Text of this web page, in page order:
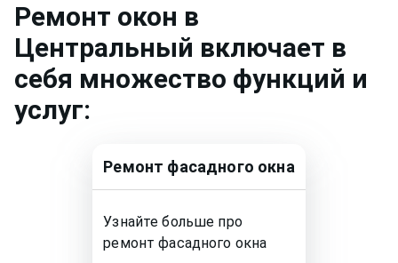
Ремонт окон в
Центральный включает в
себя множество функций и
услуг:
Ремонт фасадного окна
Узнайте больше про
ремонтфасадного окна